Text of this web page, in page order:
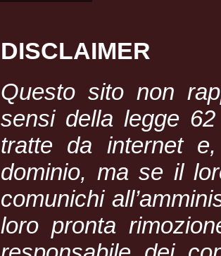
DISCLAIMER
Questo sito non
sensi della legge
tratte da internet
dominio, ma se il
comunichi
loro pronta